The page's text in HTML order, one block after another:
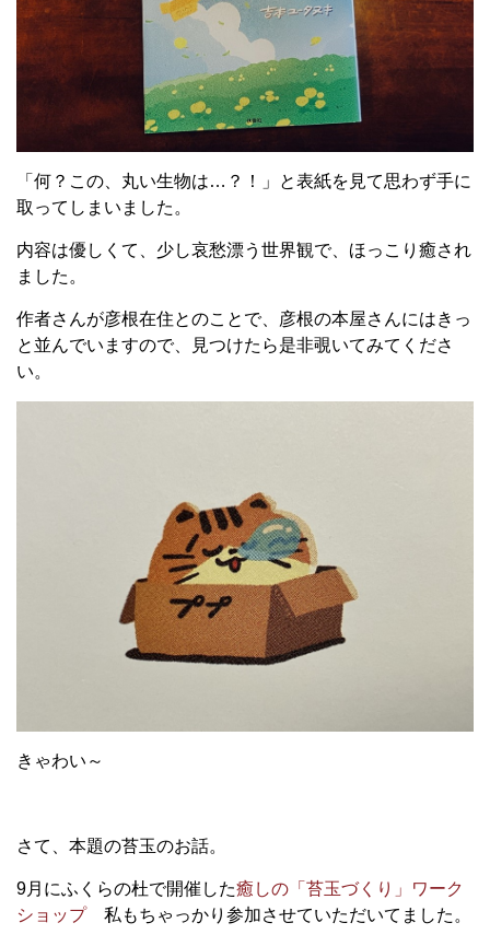
「何？この、丸い生物は…？！」と表紙を見て思わず手に
取ってしまいました。
内容は優しくて、少し哀愁漂う世界観で、ほっこり癒され
ました。
作者さんが彦根在住とのことで、彦根の本屋さんにはきっ
と並んでいますので、見つけたら是非覗いてみてくださ
い。
きゃわい～
さて、本題の苔玉のお話。
9月にふくらの杜で開催した癒しの「苔玉づくり」ワーク
ショップ私もちゃっかり参加させていただいてました。